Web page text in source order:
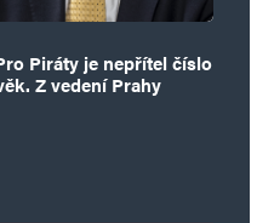
Piráty je nepřítel číslo
Z vedení Prahy